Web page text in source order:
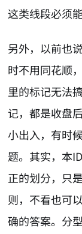
这类线段必须
另外，以前也
时不用同花顺
里的标记无法
记，都是收盘
小出入，有时
题。其实，本
正的划分，只
则，不看也可
确的答案。分